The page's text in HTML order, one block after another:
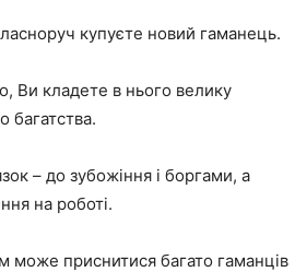
купуєте новий гаманець.
Ви кладете в нього велику
багатства.
– до зубожіння і боргами, а
на роботі.
може приснитися багато гаманців